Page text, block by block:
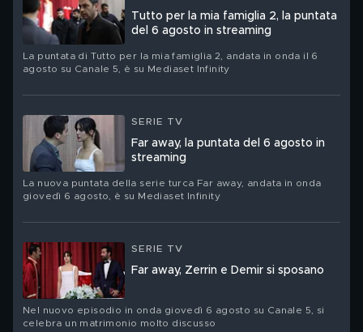
Tutto per la mia famiglia 2, la puntata
del 6 agosto in streaming
La puntata di Tutto per la mia famiglia 2, andata in onda il 6
agosto su Canale 5, è su Mediaset Infinity
SERIE TV
Far away, la puntata del 6 agosto in
streaming
La nuova puntata della serie turca Far away, andata in onda
giovedì 6 agosto, è su Mediaset Infinity
SERIE TV
Far away, Zerrin e Demir si sposano
Nel nuovo episodio in onda giovedì 6 agosto su Canale 5, si
celebra un matrimonio molto discusso